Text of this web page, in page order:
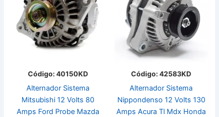
Código: 40150KD
Alternador Sistema
Mitsubishi 12 Volts 80
Amps Ford Probe Mazda
Código: 42583KD
Alternador Sistema
Nippondenso 12 Volts 130
Amps Acura Tl Mdx Honda